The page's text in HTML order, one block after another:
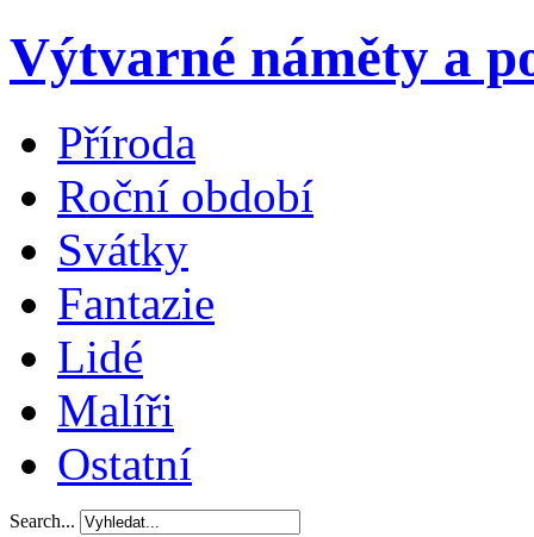
Výtvarné náměty a
Příroda
Roční období
Svátky
Fantazie
Lidé
Malíři
Ostatní
Search...